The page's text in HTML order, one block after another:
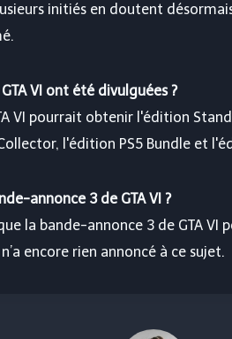
initiés en doutent
VI ont été divulguées ?
VI pourrait obtenir l'édition
l'édition PS5 Bundle et
annonce 3 de GTA VI ?
la bande-annonce 3 de GTA
encore rien annoncé à ce sujet.